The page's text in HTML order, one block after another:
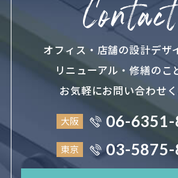
オフィス・店舗の設計デザ
リニューアル・修繕のこ
お気軽にお問い合わせ
大阪 06-
東京 03-